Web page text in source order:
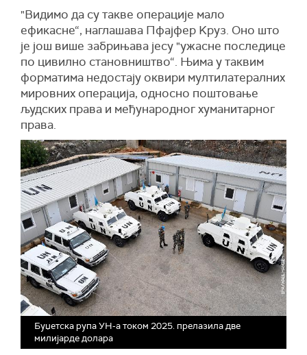
"Видимо да су такве операције мало
ефикасне“, наглашава Пфајфер Kруз. Оно што
је још више забрињава јесу "ужасне последице
по цивилно становништво“. Њима у таквим
форматима недостају оквири мултилатералних
мировних операција, односно поштовање
људских права и међународног хуманитарног
права.
Буџетска рупа УН-а током 2025. прелазила две
милијарде долара